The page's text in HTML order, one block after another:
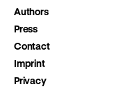
Authors
Press
Contact
Imprint
Privacy